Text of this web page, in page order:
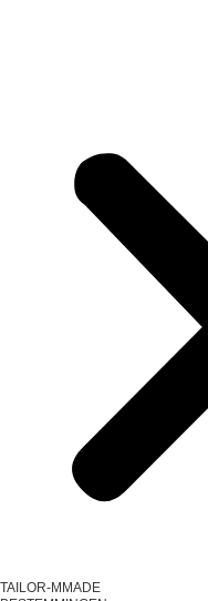
TAILOR-MMADE